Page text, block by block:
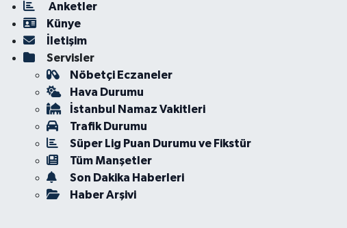
Anketler
Künye
İletişim
Servisler
Nöbetçi Eczaneler
Hava Durumu
İstanbul Namaz Vakitleri
Trafik Durumu
Süper Lig Puan Durumu ve Fikstür
Tüm Manşetler
Son Dakika Haberleri
Haber Arşivi